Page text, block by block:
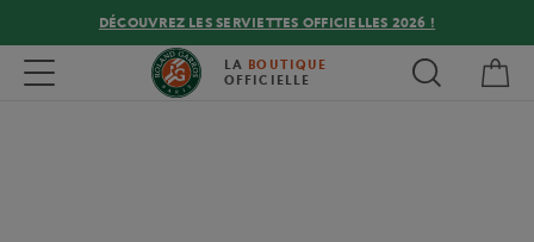
DÉCOUVREZ LES SERVIETTES OFFICIELLES 2026 !
Toggle navigation LA BOUTIQUE
OFFICIELLE